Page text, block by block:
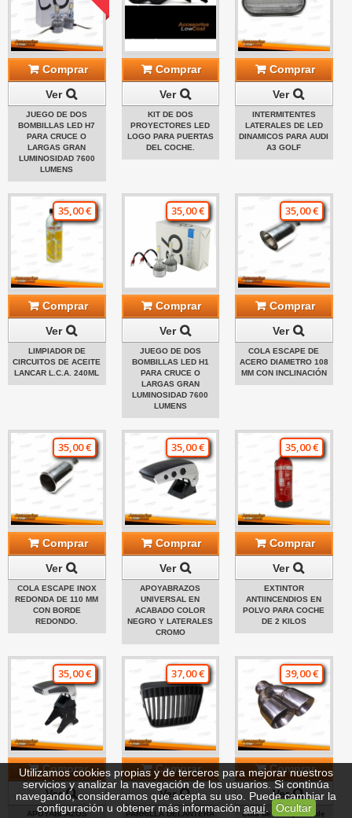
Comprar
Ver
JUEGO DE DOS
BOMBILLAS LED H7
PARA CRUCE O
LARGAS GRAN
LUMINOSIDAD 7600
LUMENS
Comprar
Ver
KIT DE DOS
PROYECTORES LED
LOGO PARA PUERTAS
DEL COCHE.
Comprar
Ver
INTERMITENTES
LATERALES DE LED
DINAMICOS PARA AUDI
A3 GOLF
35,00 €
Comprar
Ver
LIMPIADOR DE
CIRCUITOS DE ACEITE
LANCAR L.C.A. 240ML
35,00 €
Comprar
Ver
JUEGO DE DOS
BOMBILLAS LED H1
PARA CRUCE O
LARGAS GRAN
LUMINOSIDAD 7600
LUMENS
35,00 €
Comprar
Ver
COLA ESCAPE DE
ACERO DIAMETRO 108
MM CON INCLINACIÓN
35,00 €
Comprar
Ver
COLA ESCAPE INOX
REDONDA DE 110 MM
CON BORDE
REDONDO.
35,00 €
Comprar
Ver
APOYABRAZOS
UNIVERSAL EN
ACABADO COLOR
NEGRO Y LATERALES
CROMO
35,00 €
Comprar
Ver
EXTINTOR
ANTIINCENDIOS EN
POLVO PARA COCHE
DE 2 KILOS
35,00 €
Comprar
Ver
APOYABRAZOS
37,00 €
Comprar
Ver
PARRILLA DELANTERA
39,00 €
Comprar
Ver
Cola de escape doble
Utilizamos cookies propias y de terceros para mejorar nuestros
servicios y analizar la navegación de los usuarios. Si continúa
navegando, consideramos que acepta su uso. Puede cambiar la
configuración u obtener más información aquí. Ocultar